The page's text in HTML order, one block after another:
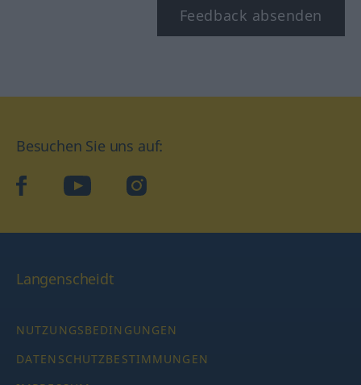
Feedback absenden
Besuchen Sie uns auf:
facebookYouTube Instagram
Langenscheidt
NUTZUNGSBEDINGUNGEN
DATENSCHUTZBESTIMMUNGEN